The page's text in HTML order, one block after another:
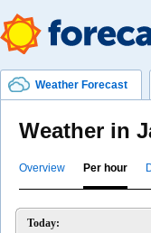
Weather Forecast
Weather in
Overview Per hour
Today: